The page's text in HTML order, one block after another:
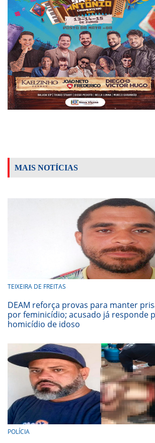
MAIS NOTÍCIAS
TEIXEIRA DE FREITAS
DEAM reforça provas para manter
por feminicídio; acusado já responde
homicídio de idoso
POLÍCIA